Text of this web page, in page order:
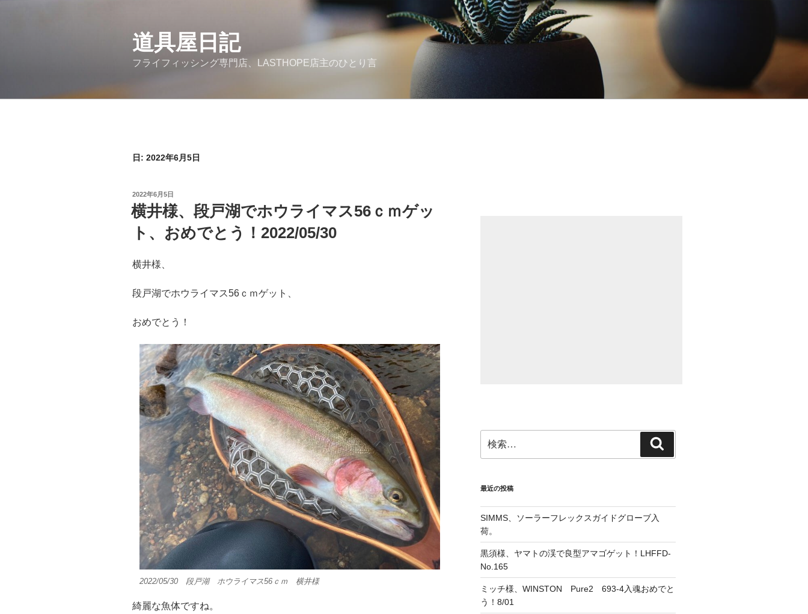
道具屋日記
フライフィッシング専門店、LASTHOPE店主のひとり言
日: 2022年6月5日
投
稿
日:
2022年6月5日
横井様、段戸湖でホウライマス56ｃｍゲッ
ト、おめでとう！2022/05/30
横井様、
段戸湖でホウライマス56ｃｍゲット、
おめでとう！
2022/05/30 段戸湖 ホウライマス56ｃｍ 横井様
綺麗な魚体ですね。
索:
索
最近の投稿
SIMMS、ソーラーフレックスガイドグローブ入
荷。
黒須様、ヤマトの渓で良型アマゴゲット！LHFFD-
No.165
ミッチ様、WINSTON Pure2 693-4入魂おめでと
う！8/01